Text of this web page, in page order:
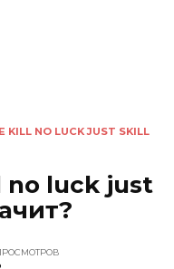
KILL NO LUCK JUST SKILL
no luck just